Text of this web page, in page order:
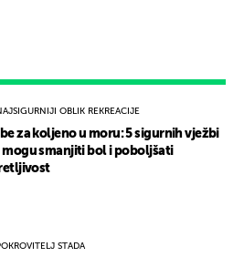
OBLIK REKREACIJE
za koljeno u moru: 5 sigurnih vježbi
mogu smanjiti bol i poboljšati
STADA